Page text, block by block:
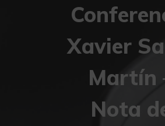
Xavier
Martín
Nota